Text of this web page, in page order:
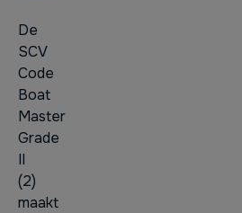
De
SCV
Code
Boat
Master
Grade
II
(2)
maakt